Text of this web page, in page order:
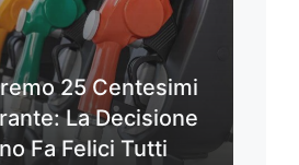
25 Centesimi
La Decisione
Fa Felici Tutti